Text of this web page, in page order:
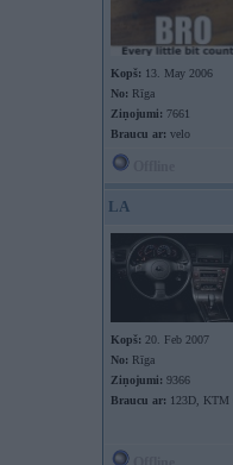
Kopš: 13. May 2006
No: Rīga
Ziņojumi: 7661
Braucu ar: velo
LA
Kopš: 20. Feb 2007
No: Rīga
Ziņojumi: 9366
Braucu ar: 123D, KTM